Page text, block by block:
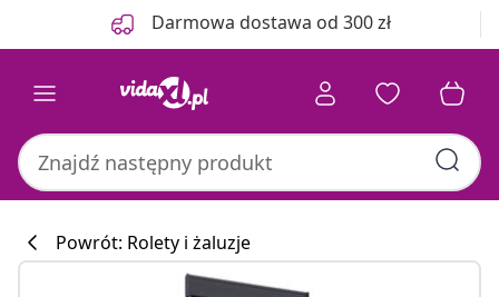
Darmowa dostawa od 300 zł
Powrót: Rolety i żaluzje